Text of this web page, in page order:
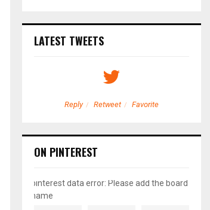
LATEST TWEETS
Reply Retweet Favorite
ON PINTEREST
pinterest data error: Please add the board
name